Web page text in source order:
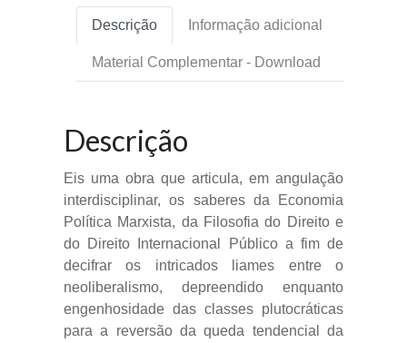
Descrição Informação adicional
Material Complementar - Download
Descrição
Eis uma obra que articula, em angulação
interdisciplinar, os saberes da Economia
Política Marxista, da Filosofia do Direito e
do Direito Internacional Público a fim de
decifrar os intricados liames entre o
neoliberalismo, depreendido enquanto
engenhosidade das classes plutocráticas
para a reversão da queda tendencial da